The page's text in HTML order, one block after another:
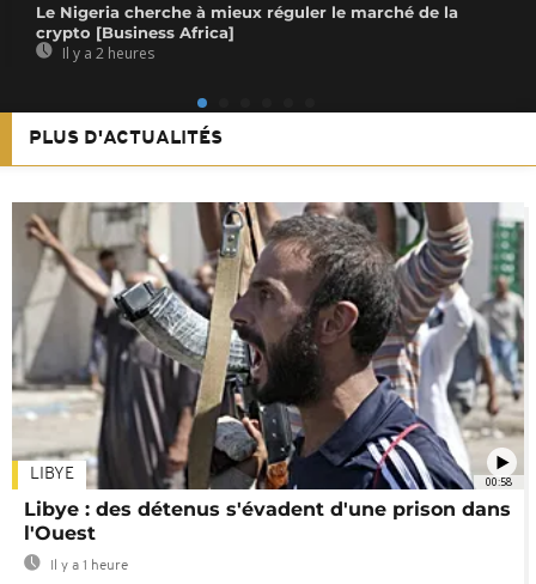
Le Nigeria cherche à mieux réguler le marché de la
crypto [Business Africa]
Il y a 2 heures
PLUS D'ACTUALITÉS
00:58
LIBYE
Libye : des détenus s'évadent d'une prison dans
l'Ouest
Il y a 1 heure